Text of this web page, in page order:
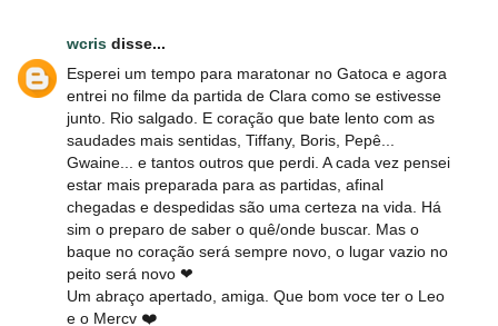
wcris disse...
Esperei um tempo para maratonar no Gatoca e agora
entrei no filme da partida de Clara como se estivesse
junto. Rio salgado. E coração que bate lento com as
saudades mais sentidas, Tiffany, Boris, Pepê...
Gwaine... e tantos outros que perdi. A cada vez pensei
estar mais preparada para as partidas, afinal
chegadas e despedidas são uma certeza na vida. Há
sim o preparo de saber o quê/onde buscar. Mas o
baque no coração será sempre novo, o lugar vazio no
peito será novo ❤
Um abraço apertado, amiga. Que bom voce ter o Leo
e o Mercv ❤️